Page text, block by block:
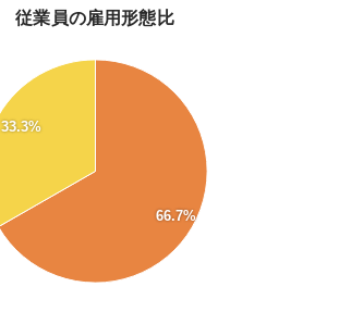
従業員の雇用形態比
66.7%
33.3%